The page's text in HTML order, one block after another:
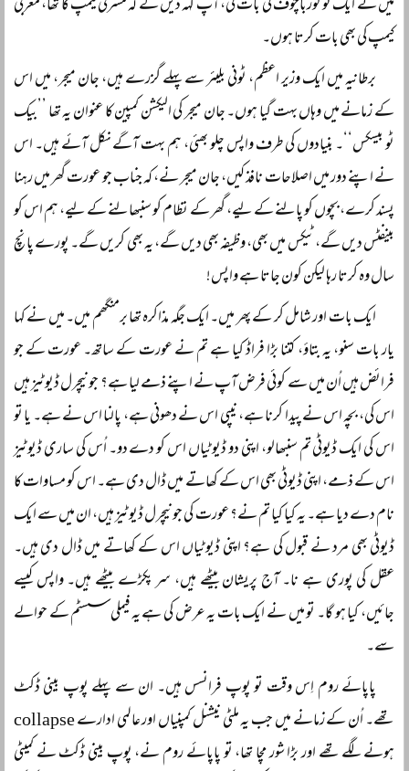
میں نے ایک تو گورباچوف کی بات کی، آپ کہہ دیں گے کہ مشرقی کیمپ کا تھا، مغربی
کیمپ کی بھی بات کرتا ہوں۔
برطانیہ میں ایک وزیر اعظم، ٹونی بلیئر سے پہلے گزرے ہیں، جان میجر، میں اس
کے زمانے میں وہاں بہت گیا ہوں۔ جان میجر کی الیکشن کمپین کا عنوان یہ تھا ’’بیک
ٹو بیسکس‘‘۔ بنیادوں کی طرف واپس چلو بھئی، ہم بہت آگے نکل آئے ہیں۔ اس
نے اپنے دور میں اصلاحات نافذ کیں، جان میجر نے، کہ جناب جو عورت گھر میں رہنا
پسند کرے، بچوں کو پالنے کے لیے، گھر کے نظام کو سنبھالنے کے لیے، ہم اس کو
بینفٹس دیں گے، ٹیکس میں بھی، وظیفہ بھی دیں گے، یہ بھی کریں گے۔ پورے پانچ
سال وہ کرتا رہا لیکن کون جاتا ہے واپس!
ایک بات اور شامل کر کے پھر میں۔ ایک جگہ مذاکرہ تھا برمنگھم میں۔ میں نے کہا
یار بات سنو، یہ بتاؤ، کتنا بڑا فراڈ کیا ہے تم نے عورت کے ساتھ۔ عورت کے جو
فرائض ہیں اُن میں سے کوئی فرض آپ نے اپنے ذمے لیا ہے؟ جو نیچرل ڈیوٹیز ہیں
اس کی، بچہ اس نے پیدا کرنا ہے، نیپی اس نے دھونی ہے، پالنا اس نے ہے۔ یا تو
اس کی ایک ڈیوٹی تم سنبھالو، اپنی دو ڈیوٹیاں اس کو دے دو۔ اُس کی ساری ڈیوٹیز
اس کے ذمے، اپنی ڈیوٹی بھی اس کے کھاتے میں ڈال دی ہے۔ اس کو مساوات کا
نام دے دیا ہے۔ یہ کیا کیا تم نے؟ عورت کی جو نیچرل ڈیوٹیز ہیں، ان میں سے ایک
ڈیوٹی بھی مرد نے قبول کی ہے؟ اپنی ڈیوٹیاں اس کے کھاتے میں ڈال دی ہیں۔
عقل کی پوری ہے نا۔ آج پریشان بیٹھے ہیں، سر پکڑے بیٹھے ہیں۔ واپس کیسے
جائیں، کیا ہو گا۔ تو میں نے ایک بات یہ عرض کی ہے یہ فیملی سسٹم کے حوالے
سے۔
پاپائے روم اِس وقت تو پوپ فرانسس ہیں۔ ان سے پہلے پوپ بینی ڈکٹ
تھے۔ اُن کے زمانے میں جب یہ ملٹی نیشنل کمپنیاں اور عالمی ادارے collapse
ہونے لگے تھے اور بڑا شور مچا تھا، تو پاپائے روم نے، پوپ بینی ڈکٹ نے کمیٹی